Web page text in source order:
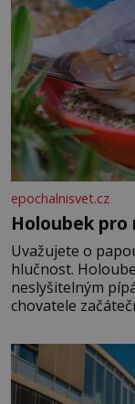
epochalnisvet.cz
Holoubek pro
Uvažujete o
hlučnost.
neslyšitelným
chovatele
času tráví na
domovinou je
pobřežní oblasti.